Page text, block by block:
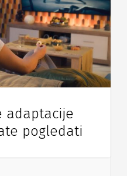
adaptacije
pogledati